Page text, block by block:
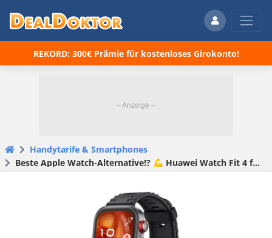
REKORD: 300€ Prämie für kostenloses Girokonto!
Handytarife & Smartphones
Beste Apple Watch-Alternative!? 💪 Huawei Watch Fit 4 für 116,81€ oder Fit 4 Pro für 205,87€ + GRATIS Kopfhörer (FreeBuds SE 2)